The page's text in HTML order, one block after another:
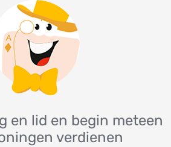
en lid en begin meteen
verdienen